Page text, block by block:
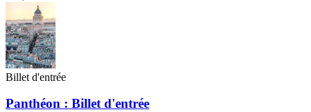
Billet d'entrée
Panthéon : Billet d'entrée